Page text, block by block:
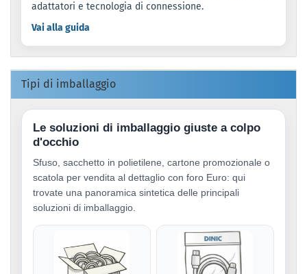
adattatori e tecnologia di connessione.
Vai alla guida
Tipi di imballaggio
Le soluzioni di imballaggio giuste a colpo
d'occhio
Sfuso, sacchetto in polietilene, cartone promozionale o
scatola per vendita al dettaglio con foro Euro: qui
trovate una panoramica sintetica delle principali
soluzioni di imballaggio.